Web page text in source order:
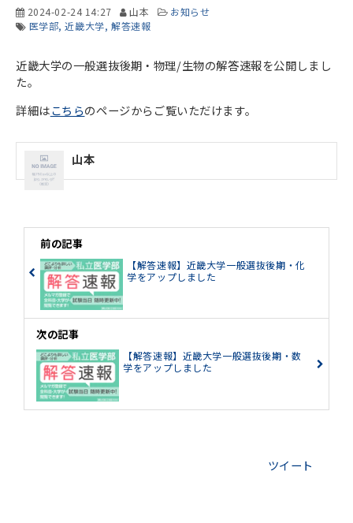
2024-02-24 14:27 山本
お知らせ
医学部 近畿大学 解答速報
近畿大学の一般選抜後期・物理/生物の解答速報を公開しまし
た。
詳細はこちらのページからご覧いただけます。
山本
前の記事
【解答速報】近畿大学一般選抜後期・化
学をアップしました
次の記事
【解答速報】近畿大学一般選抜後期・数
学をアップしました
ツイート